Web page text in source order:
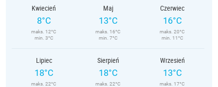
Kwiecień
8°C
maks. 12°C
min. 3°C
Maj
13°C
maks. 16°C
min. 7°C
Czerwiec
16°C
maks. 20°C
min. 11°C
Lipiec
18°C
maks. 22°C
Sierpień
18°C
maks. 22°C
Wrzesień
13°C
maks. 17°C